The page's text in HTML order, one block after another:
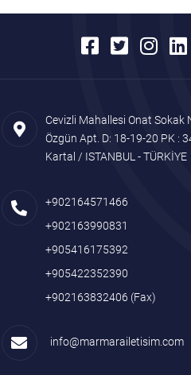
Cevizli Mahallesi Onat Sokak
Özgün Apt. D: 18-19-20 PK :
Kartal / ISTANBUL - TÜRKİYE
+902164571466
+902163990831
+905416175392
+905422352390
+902163832406 (Fax)
info@marmarailetisim.com